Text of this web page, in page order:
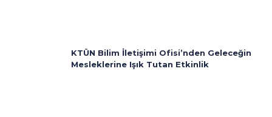
KTÜN Bilim İletişimi Ofisi’nden Geleceğin
Mesleklerine Işık Tutan Etkinlik